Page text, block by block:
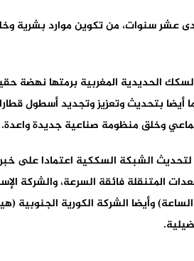
عشر سنوات، من تكوين موارد بشرية
الحديدية المغربية برمتها نهضة
أيضا بتحديث وتعزيز وتجديد أسطول
وخلق منظومة صناعية جديدة واعدة.
لتحديث الشبكة السككية اعتمادا على
المتنقلة فائقة السرعة، والشركة
بين المدن (200 كلم في الساعة) وأيضا الشركة